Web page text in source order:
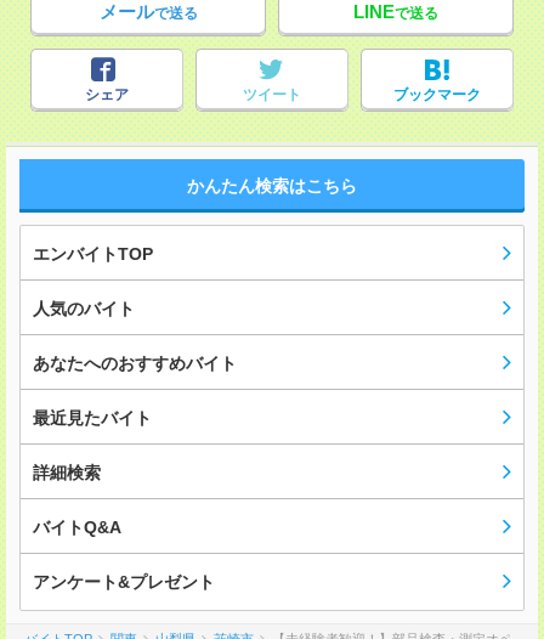
メールで送る LINEで送る
シェア ツイート ブックマーク
かんたん検索はこちら
エンバイトTOP
人気のバイト
あなたへのおすすめバイト
最近見たバイト
詳細検索
バイトQ&A
アンケート&プレゼント